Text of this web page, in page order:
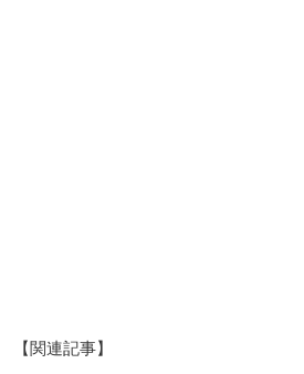
【関連記事】